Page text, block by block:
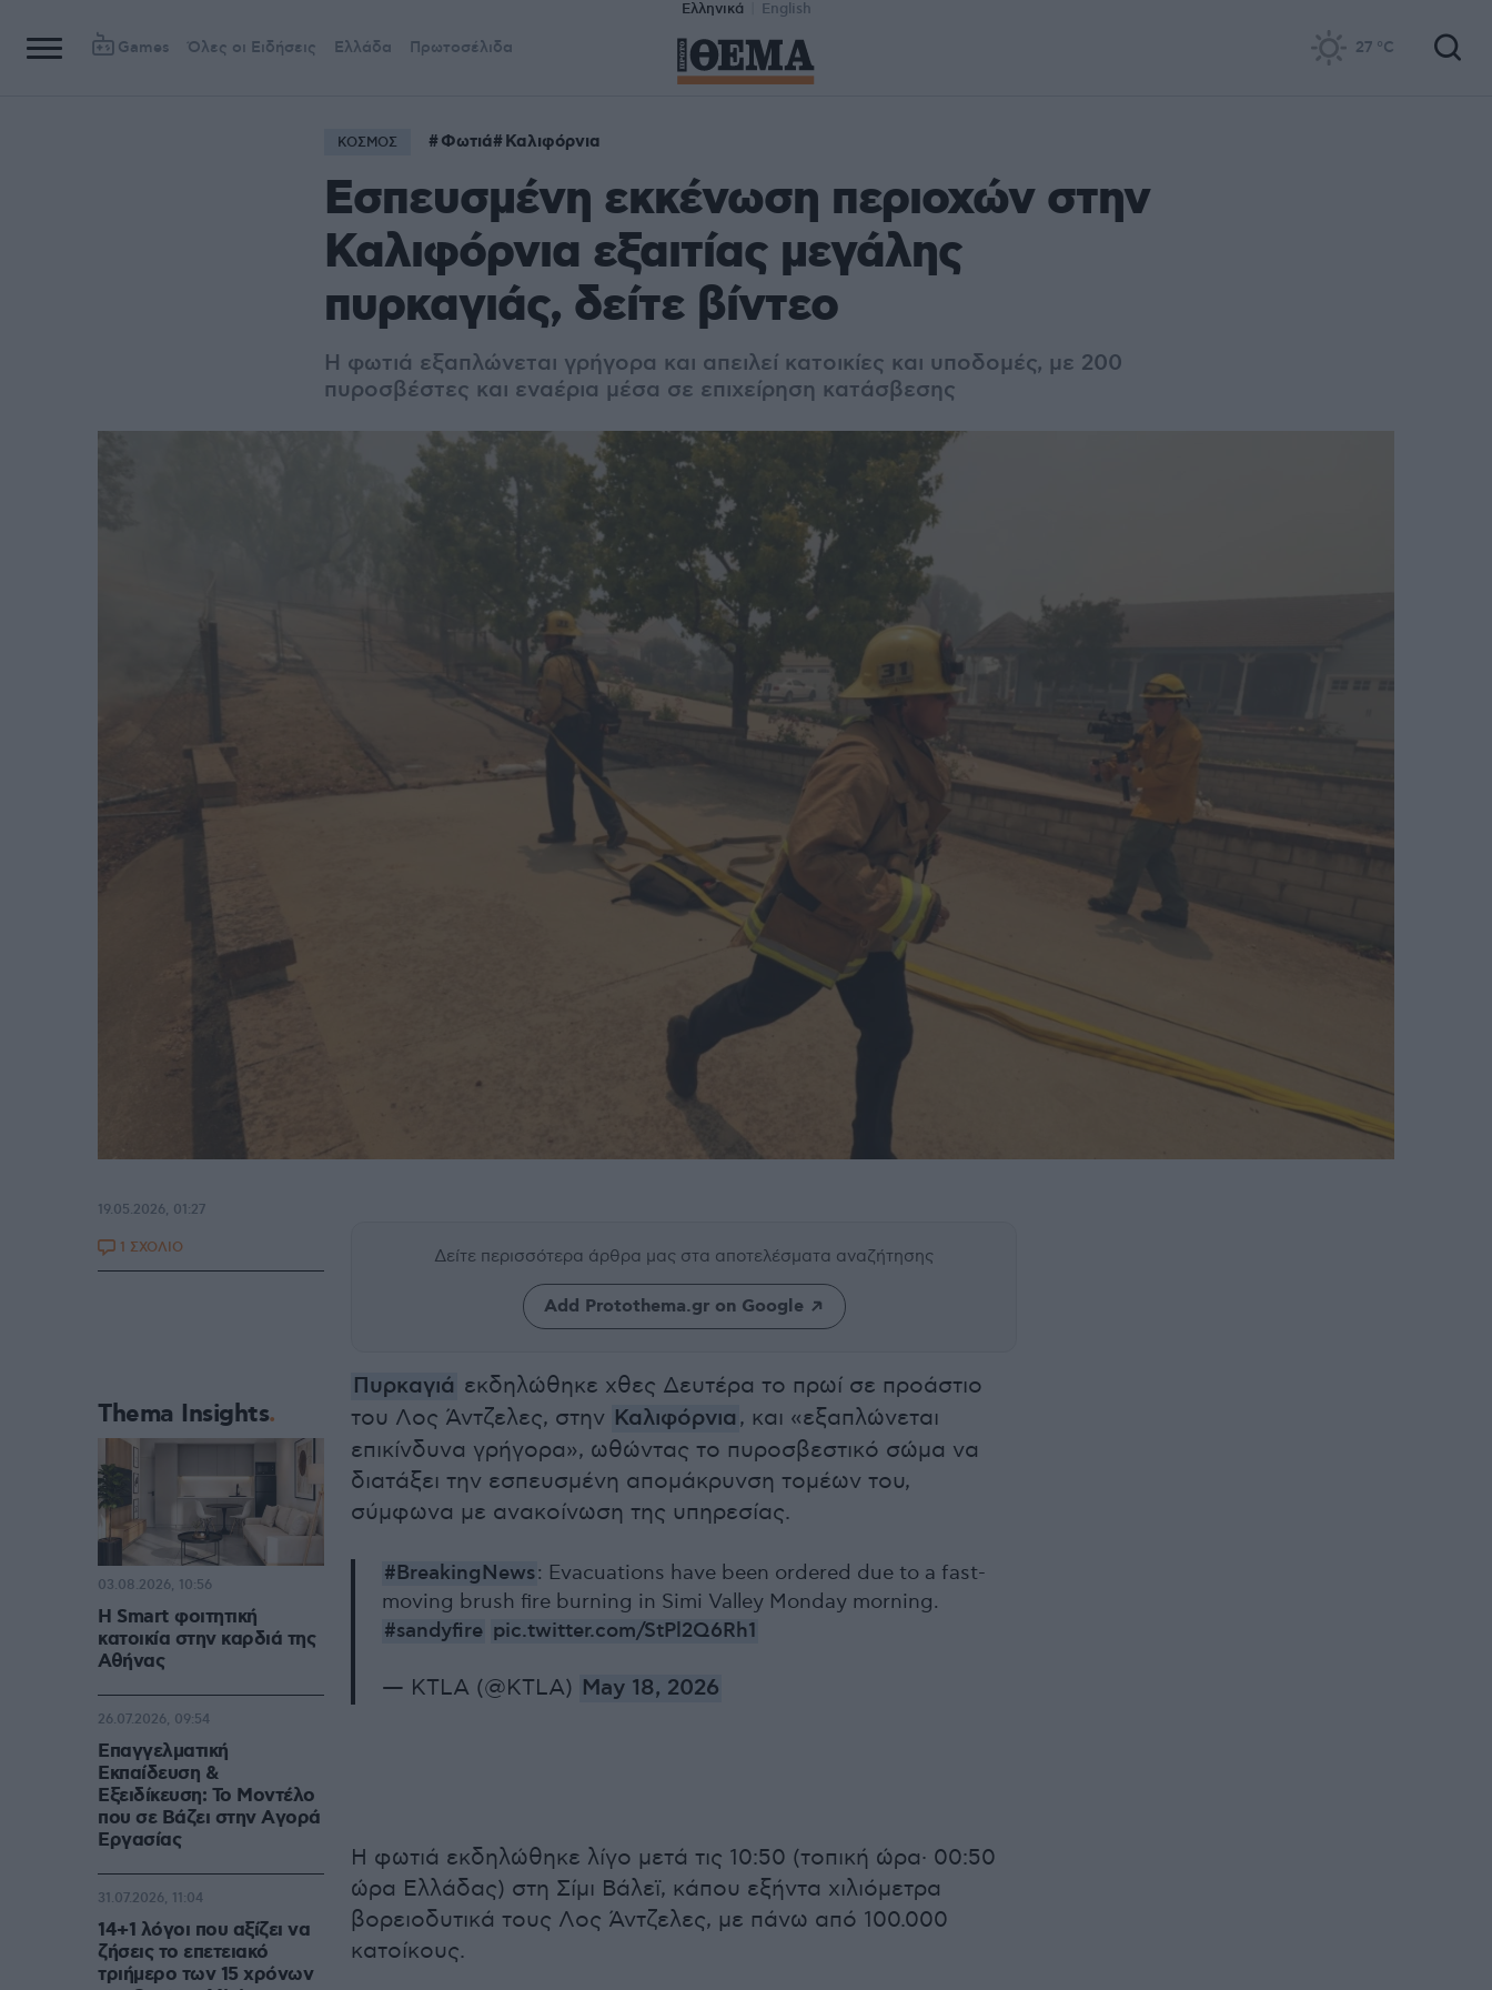
Ελληνικά English
Games Όλες οι Ειδήσεις Ελλάδα Πρωτοσέλιδα 27 °C
ΚΟΣΜΟΣ Φωτιά Καλιφόρνια
Εσπευσμένη εκκένωση περιοχών στην
Καλιφόρνια εξαιτίας μεγάλης
πυρκαγιάς, δείτε βίντεο
Η φωτιά εξαπλώνεται γρήγορα και απειλεί κατοικίες και υποδομές, με 200
πυροσβέστες και εναέρια μέσα σε επιχείρηση κατάσβεσης
Δείτε περισσότερα άρθρα μας στα αποτελέσματα αναζήτησης
Add Protothema.gr on Google
Πυρκαγιά εκδηλώθηκε χθες Δευτέρα το πρωί σε προάστιο
του Λος Άντζελες, στην Καλιφόρνια , και «εξαπλώνεται
επικίνδυνα γρήγορα», ωθώντας το πυροσβεστικό σώμα να
διατάξει την εσπευσμένη απομάκρυνση τομέων του,
σύμφωνα με ανακοίνωση της υπηρεσίας.
#BreakingNews: Evacuations have been ordered due to a fast-
moving brush fire burning in Simi Valley Monday morning.
#sandyfire pic.twitter.com/StPl2Q6Rh1
— KTLA (@KTLA) May 18, 2026
Η φωτιά εκδηλώθηκε λίγο μετά τις 10:50 (τοπική ώρα· 00:50
ώρα Ελλάδας) στη Σίμι Βάλεϊ, κάπου εξήντα χιλιόμετρα
βορειοδυτικά τους Λος Άντζελες, με πάνω από 100.000
κατοίκους.
19.05.2026, 01:27
1 ΣΧΟΛΙΟ
Thema Insights
Η Smart φοιτητική
κατοικία στην καρδιά της
Αθήνας
03.08.2026, 10:56
Επαγγελματική
Εκπαίδευση &
Εξειδίκευση: Το Mοντέλο
που σε Bάζει στην Aγορά
Eργασίας
26.07.2026, 09:54
14+1 λόγοι που αξίζει να
ζήσεις το επετειακό
τριήμερο των 15 χρόνων
31.07.2026, 11:04